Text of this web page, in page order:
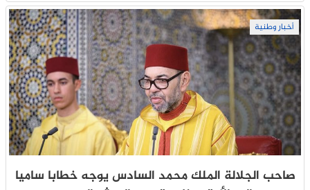
أخبار وطنية
صاحب الجلالة الملك محمد السادس يوجه خطابا ساميا